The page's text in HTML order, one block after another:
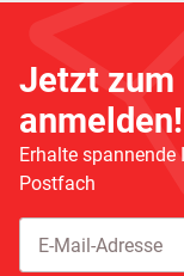
Jetzt
anmelden!
Erhalte
Postfach